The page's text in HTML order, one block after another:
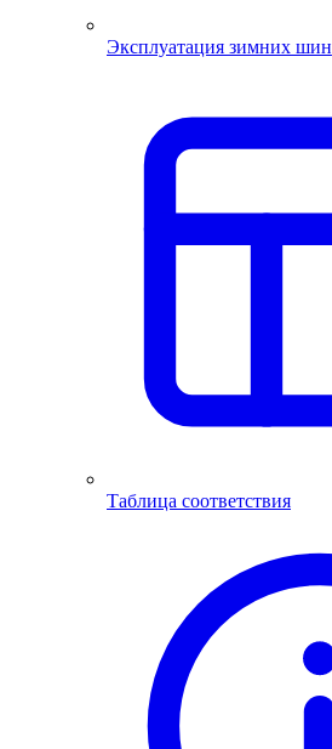
Эксплуатация зимних шин
Таблица соответствия